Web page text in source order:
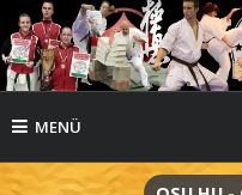
MENÜ